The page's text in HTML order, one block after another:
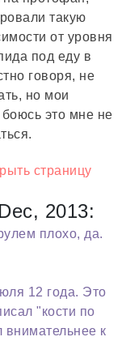
такую
от уровня
под еду в
говоря, не
но мои
боюсь это мне не
2013:
плохо, да.
12 года. Это
"кости по
внимательнее к